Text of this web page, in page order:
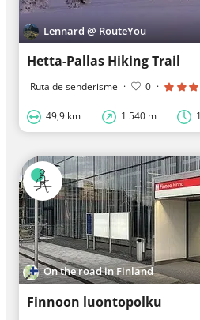
Lennard @ RouteYou
Hetta-Pallas Hiking Trail
Ruta de senderisme · 0 ·
49,9 km 1 540 m
On the road in Finland
Finnoon luontopolku